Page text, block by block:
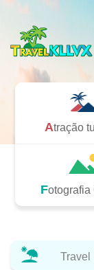
Atração
Travel